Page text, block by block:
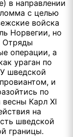
в направлении
с целью
войска
Норвегии, но
Отряды
операции, а
ураган по
шведской
и
по
Карл XI
на
шведской
границы.